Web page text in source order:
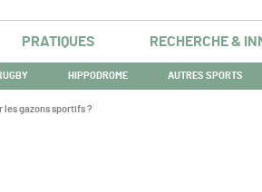
PRATIQUES RECHERCHE &
HIPPODROME AUTRES SPORTS
les gazons sportifs ?